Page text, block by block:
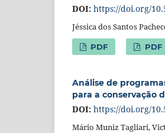
DOI: https://doi.org/
Jéssica dos Santos
PDF PDF
Análise de
para a conservação
DOI: https://doi.org/
Mário Muniz Tagliari,